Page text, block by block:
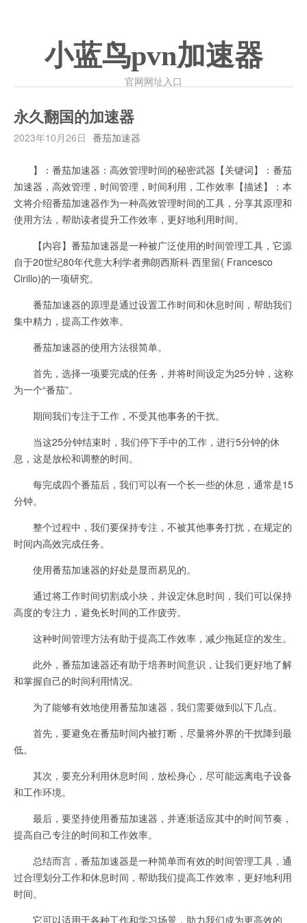
小蓝鸟pvn加速器
官网网址入口
永久翻国的加速器
2023年10月26日 番茄加速器
】：番茄加速器：高效管理时间的秘密武器【关键词】：番茄
加速器，高效管理，时间管理，时间利用，工作效率【描述】：本
文将介绍番茄加速器作为一种高效管理时间的工具，分享其原理和
使用方法，帮助读者提升工作效率，更好地利用时间。
【内容】番茄加速器是一种被广泛使用的时间管理工具，它源
自于20世纪80年代意大利学者弗朗西斯科·西里留( Francesco
Cirillo)的一项研究。
番茄加速器的原理是通过设置工作时间和休息时间，帮助我们
集中精力，提高工作效率。
番茄加速器的使用方法很简单。
首先，选择一项要完成的任务，并将时间设定为25分钟，这称
为一个“番茄”。
期间我们专注于工作，不受其他事务的干扰。
当这25分钟结束时，我们停下手中的工作，进行5分钟的休
息，这是放松和调整的时间。
每完成四个番茄后，我们可以有一个长一些的休息，通常是15
分钟。
整个过程中，我们要保持专注，不被其他事务打扰，在规定的
时间内高效完成任务。
使用番茄加速器的好处是显而易见的。
通过将工作时间切割成小块，并设定休息时间，我们可以保持
高度的专注力，避免长时间的工作疲劳。
这种时间管理方法有助于提高工作效率，减少拖延症的发生。
此外，番茄加速器还有助于培养时间意识，让我们更好地了解
和掌握自己的时间利用情况。
为了能够有效地使用番茄加速器，我们需要做到以下几点。
首先，要避免在番茄时间内被打断，尽量将外界的干扰降到最
低。
其次，要充分利用休息时间，放松身心，尽可能远离电子设备
和工作环境。
最后，要坚持使用番茄加速器，并逐渐适应其中的时间节奏，
提高自己专注的时间和工作效率。
总结而言，番茄加速器是一种简单而有效的时间管理工具，通
过合理划分工作和休息时间，帮助我们提高工作效率，更好地利用
时间。
它可以适用于各种工作和学习场景，助力我们成为更高效的